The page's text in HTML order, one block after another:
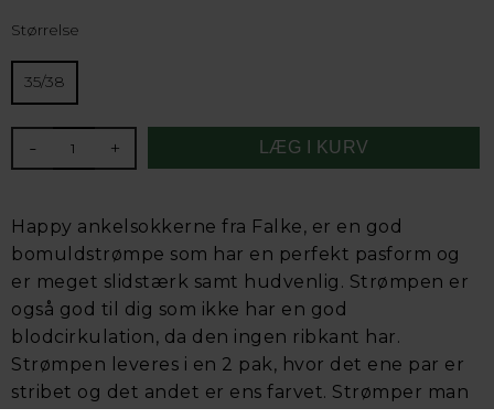
Størrelse
35/38
- +
Happy ankelsokkerne fra Falke, er en god
bomuldstrømpe som har en perfekt pasform og
er meget slidstærk samt hudvenlig. Strømpen er
også god til dig som ikke har en god
blodcirkulation, da den ingen ribkant har.
Strømpen leveres i en 2 pak, hvor det ene par er
stribet og det andet er ens farvet. Strømper man